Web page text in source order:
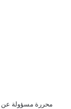
محررة مسؤولة عن